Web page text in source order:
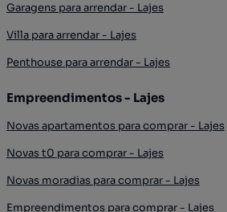
Garagens para arrendar - Lajes
Villa para arrendar - Lajes
Penthouse para arrendar - Lajes
Empreendimentos - Lajes
Novas apartamentos para comprar - Lajes
Novas t0 para comprar - Lajes
Novas moradias para comprar - Lajes
Empreendimentos para comprar - Lajes